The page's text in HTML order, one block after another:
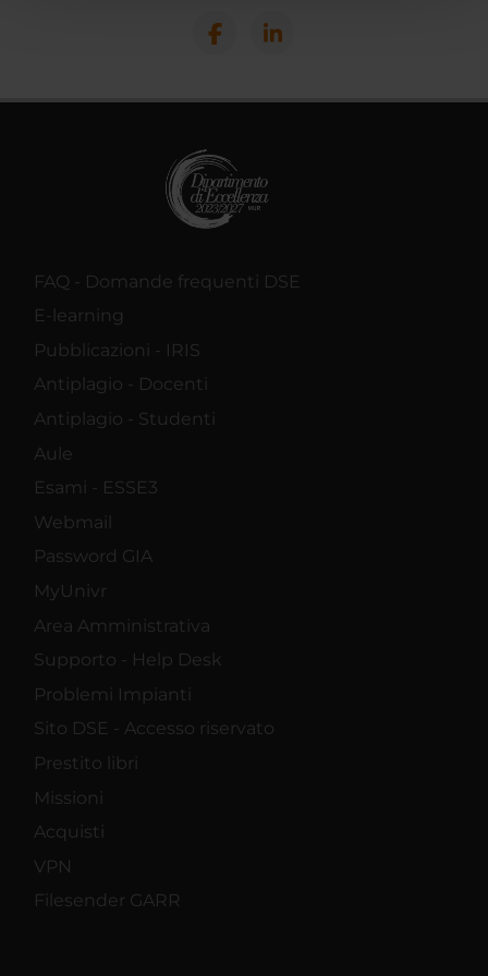
con altre informazioni che hai fornito loro o che hanno
FAQ - Domande frequenti DSE
E-learning
Pubblicazioni - IRIS
Antiplagio - Docenti
Antiplagio - Studenti
Aule
Esami - ESSE3
Webmail
Password GIA
MyUnivr
Area Amministrativa
Supporto - Help Desk
Problemi Impianti
Sito DSE - Accesso riservato
Prestito libri
Missioni
Acquisti
VPN
Filesender GARR